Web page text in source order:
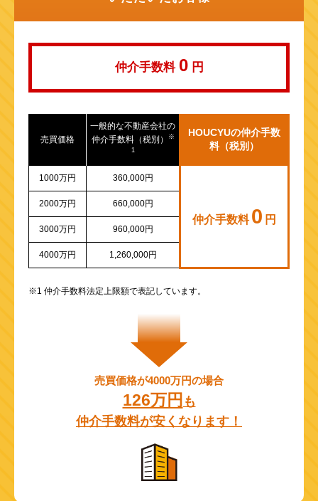
山陽新幹線
仲介手数料 0 円
売買価格
一般的な不動産会社の
仲介手数料（税別）
※
1
HOUCYUの仲介手数
料（税別）
1000万円 360,000円
仲介手数料 0 円
2000万円 660,000円
3000万円 960,000円
4000万円 1,260,000円
※1 仲介手数料法定上限額で表記しています。
売買価格が4000万円の場合
126万円 も
仲介手数料が安くなります！